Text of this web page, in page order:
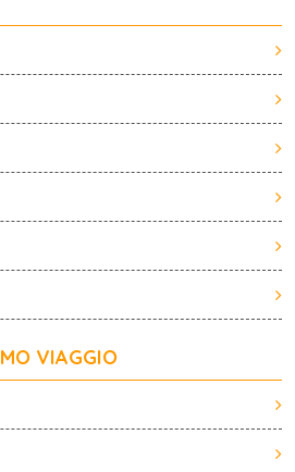
VIAGGIO